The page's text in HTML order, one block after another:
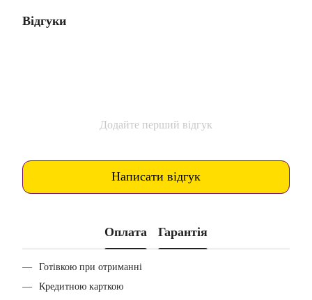
Відгуки
Додайте перший відгук
Написати відгук
Оплата Гарантія
Готівкою при отриманні
Кредитною карткою